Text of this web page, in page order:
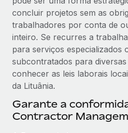
concluir projetos sem as
trabalhadores por conta de
inteiro. Se recurres a
para serviços especializados
subcontratados para
conhecer as leis laborais
da Lituânia.
Garante a
Contractor